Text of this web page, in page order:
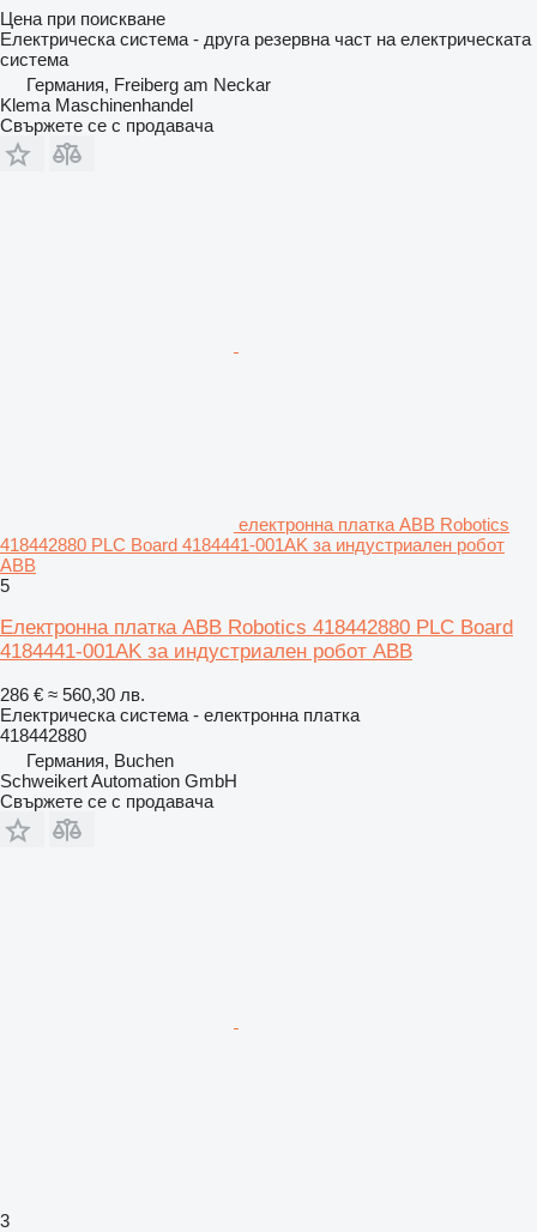
Цена при поискване
Електрическа система - друга резервна част на електрическата
система
Германия, Freiberg am Neckar
Klema Maschinenhandel
Свържете се с продавача
електронна платка ABB Robotics
418442880 PLC Board 4184441-001AK за индустриален робот
ABB
5
Електронна платка ABB Robotics 418442880 PLC Board
4184441-001AK за индустриален робот ABB
286 € ≈ 560,30 лв.
Електрическа система - електронна платка
418442880
Германия, Buchen
Schweikert Automation GmbH
Свържете се с продавача
3